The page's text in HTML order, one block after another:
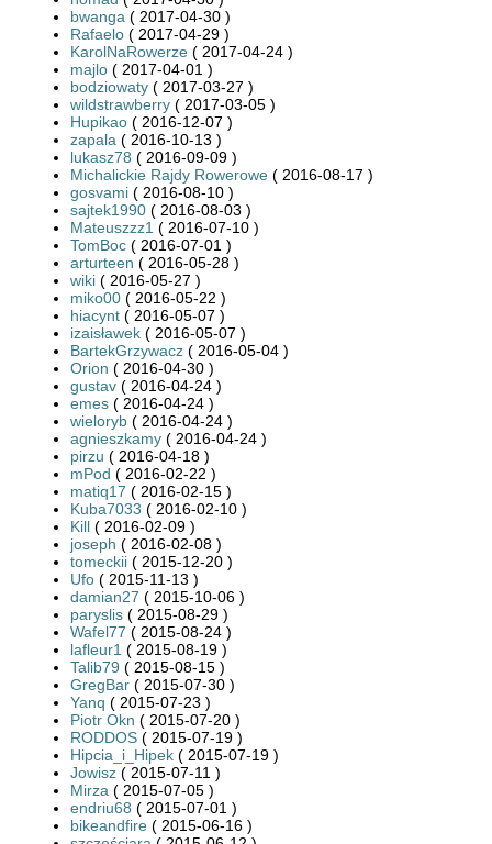
bwanga ( 2017-04-30 )
Rafaelo ( 2017-04-29 )
KarolNaRowerze ( 2017-04-24 )
majlo ( 2017-04-01 )
bodziowaty ( 2017-03-27 )
wildstrawberry ( 2017-03-05 )
Hupikao ( 2016-12-07 )
zapala ( 2016-10-13 )
lukasz78 ( 2016-09-09 )
Michalickie Rajdy Rowerowe ( 2016-08-17 )
gosvami ( 2016-08-10 )
sajtek1990 ( 2016-08-03 )
Mateuszzz1 ( 2016-07-10 )
TomBoc ( 2016-07-01 )
arturteen ( 2016-05-28 )
wiki ( 2016-05-27 )
miko00 ( 2016-05-22 )
hiacynt ( 2016-05-07 )
izaisławek ( 2016-05-07 )
BartekGrzywacz ( 2016-05-04 )
Orion ( 2016-04-30 )
gustav ( 2016-04-24 )
emes ( 2016-04-24 )
wieloryb ( 2016-04-24 )
agnieszkamy ( 2016-04-24 )
pirzu ( 2016-04-18 )
mPod ( 2016-02-22 )
matiq17 ( 2016-02-15 )
Kuba7033 ( 2016-02-10 )
Kill ( 2016-02-09 )
joseph ( 2016-02-08 )
tomeckii ( 2015-12-20 )
Ufo ( 2015-11-13 )
damian27 ( 2015-10-06 )
paryslis ( 2015-08-29 )
Wafel77 ( 2015-08-24 )
lafleur1 ( 2015-08-19 )
Talib79 ( 2015-08-15 )
GregBar ( 2015-07-30 )
Yanq ( 2015-07-23 )
Piotr Okn ( 2015-07-20 )
RODDOS ( 2015-07-19 )
Hipcia_i_Hipek ( 2015-07-19 )
Jowisz ( 2015-07-11 )
Mirza ( 2015-07-05 )
endriu68 ( 2015-07-01 )
bikeandfire ( 2015-06-16 )